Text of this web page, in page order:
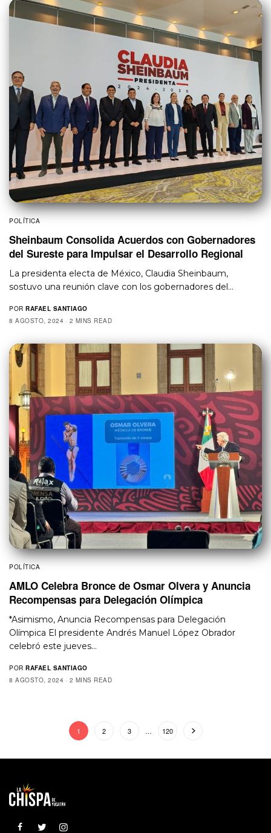
POLÍTICA
Sheinbaum Consolida Acuerdos con Gobernadores
del Sureste para Impulsar el Desarrollo Regional
La presidenta electa de México, Claudia Sheinbaum,
sostuvo una reunión clave con los gobernadores del…
POR RAFAEL SANTIAGO
8 AGOSTO, 2024
2 MINS READ
POLÍTICA
AMLO Celebra Bronce de Osmar Olvera y Anuncia
Recompensas para Delegación Olímpica
*Asimismo, Anuncia Recompensas para Delegación
Olímpica El presidente Andrés Manuel López Obrador
celebró este jueves…
POR RAFAEL SANTIAGO
8 AGOSTO, 2024
2 MINS READ
1 2 3 … 120